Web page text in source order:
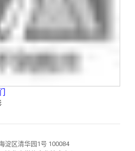
淀区清华园1号 100084